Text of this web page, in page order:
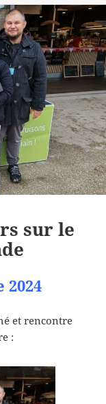
sur le
2024
et rencontre
: